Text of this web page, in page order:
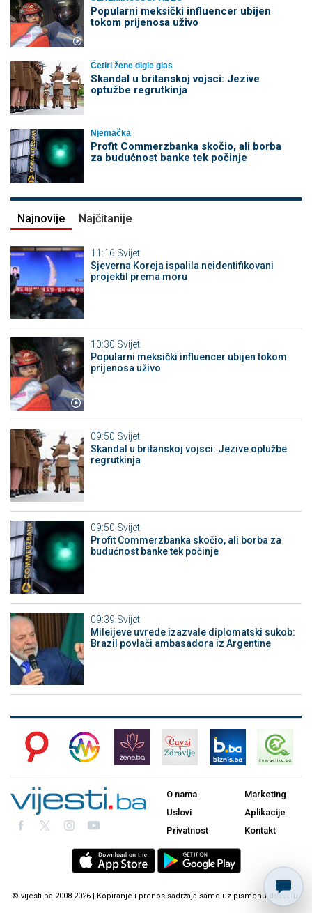
Popularni meksički influencer ubijen
tokom prijenosa uživo
Četiri žene digle glas
Skandal u britanskoj vojsci: Jezive
optužbe regrutkinja
Njemačka
Profit Commerzbanka skočio, ali borba
za budućnost banke tek počinje
Najnovije Najčitanije
11:16 Svijet
Sjeverna Koreja ispalila neidentifikovani
projektil prema moru
10:30 Svijet
Popularni meksički influencer ubijen tokom
prijenosa uživo
09:50 Svijet
Skandal u britanskoj vojsci: Jezive optužbe
regrutkinja
09:50 Svijet
Profit Commerzbanka skočio, ali borba za
budućnost banke tek počinje
09:39 Svijet
Mileijeve uvrede izazvale diplomatski sukob:
Brazil povlači ambasadora iz Argentine
O nama
Uslovi
Privatnost
Marketing
Aplikacije
Kontakt
© vijesti.ba 2008-2026 | Kopiranje i prenos sadržaja samo uz pismenu dozvolu.